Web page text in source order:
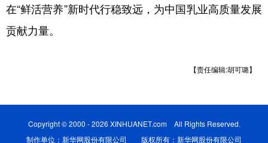
在“鲜活营养”新时代行稳致远，为中国乳业高质量发展
贡献力量。
【责任编辑:胡可璐】
Copyright © 2000 - 2026 XINHUANET.com All Rights Reserved.
制作单位：新华网股份有限公司 版权所有：新华网股份有限公司